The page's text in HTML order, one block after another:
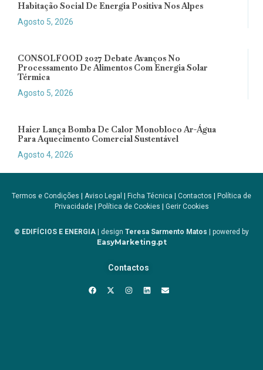
Habitação Social De Energia Positiva Nos Alpes
Agosto 5, 2026
CONSOLFOOD 2027 Debate Avanços No
Processamento De Alimentos Com Energia Solar
Térmica
Agosto 5, 2026
Haier Lança Bomba De Calor Monobloco Ar-Água
Para Aquecimento Comercial Sustentável
Agosto 4, 2026
Termos e Condições Aviso Legal Ficha Técnica Contactos
Política de
Privacidade| Política de Cookies Gerir Cookies
© EDIFÍCIOS E ENERGIA | design Teresa Sarmento Matos | powered by
EasyMarketing.pt
Contactos